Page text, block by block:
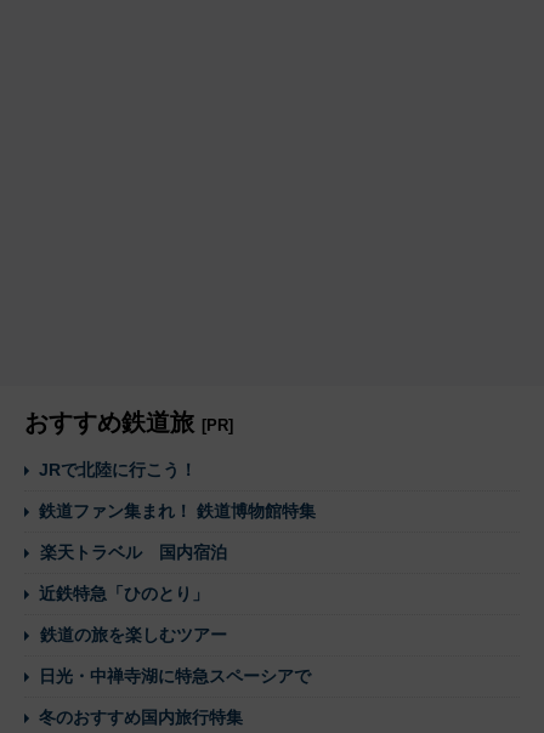
おすすめ鉄道旅 [PR]
JRで北陸に行こう！
鉄道ファン集まれ！ 鉄道博物館特集
楽天トラベル 国内宿泊
近鉄特急「ひのとり」
鉄道の旅を楽しむツアー
日光・中禅寺湖に特急スペーシアで
冬のおすすめ国内旅行特集